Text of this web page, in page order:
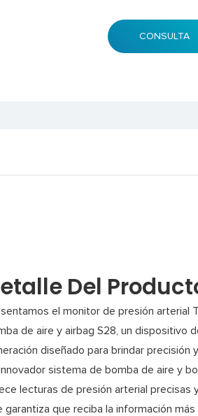
CONSULTA
Del
el monitor de presión arterial
de aire y airbag S28, un dispositivo
diseñado para brindar precisión
sistema de bomba de aire y
lecturas de presión arterial precisas
garantiza que reciba la información